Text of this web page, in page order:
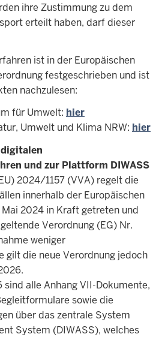
ihre Zustimmung zu dem
erteilt haben, darf dieser
ist in der Europäischen
festgeschrieben und ist
nachzulesen:
für Umwelt: hier
Umwelt und Klima NRW: hier
und zur Plattform DIWASS
2024/1157 (VVA) regelt die
innerhalb der Europäischen
2024 in Kraft getreten und
Verordnung (EG) Nr.
weniger
gilt die neue Verordnung jedoch
sind alle Anhang VII-Dokumente,
sowie die
über das zentrale System
System (DIWASS), welches